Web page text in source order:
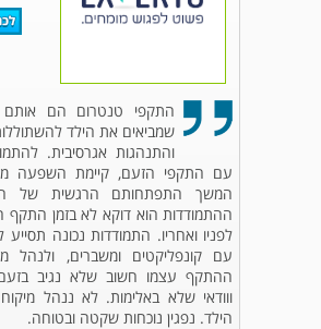
התקפי טנטרום הם
שמביאים את הילד
והתנהגות אגרסיבית.
עם התקפי הזעם, קיימת השפעה
המשך התפתחותם הרגשית של
ההתמודדות הוא דוקא לא בזמן התקף
לפניו ואחריו. התמודדות נכונה
עם קונפליקטים ומשברים, ולנהל
ההתקף עצמו חשוב שלא נגיב בזעם
ווודאי שלא באלימות. לא ננהל
הילד. נפגין נוכחות שקטה ובטוחה.